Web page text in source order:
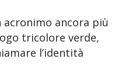
acronimo ancora più
tricolore verde,
l’identità